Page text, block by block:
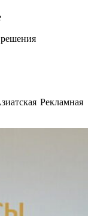
Рекламная